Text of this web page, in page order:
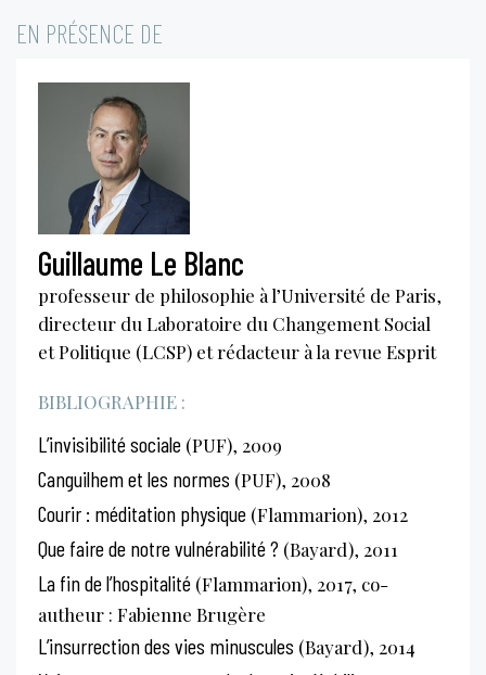
EN PRÉSENCE DE
Guillaume Le Blanc
professeur de philosophie à l’Université de Paris,
directeur du Laboratoire du Changement Social
et Politique (LCSP) et rédacteur à la revue Esprit
BIBLIOGRAPHIE :
L’invisibilité sociale (PUF), 2009
Canguilhem et les normes (PUF), 2008
Courir : méditation physique (Flammarion), 2012
Que faire de notre vulnérabilité ? (Bayard), 2011
La fin de l’hospitalité (Flammarion), 2017, co-
autheur : Fabienne Brugère
L’insurrection des vies minuscules (Bayard), 2014